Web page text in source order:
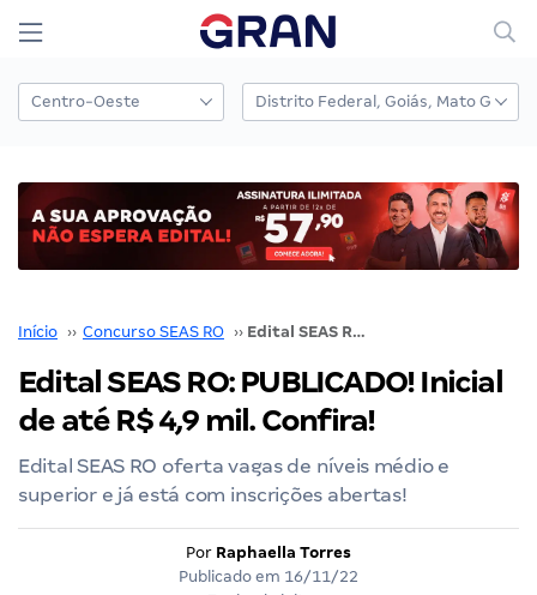
Início ›› Concurso SEAS RO ›› Edital SEAS RO: PUBLICADO! Inicial de até R$ 4,9 mil. Confira!
Edital SEAS RO: PUBLICADO! Inicial
de até R$ 4,9 mil. Confira!
Edital SEAS RO oferta vagas de níveis médio e
superior e já está com inscrições abertas!
Por Raphaella Torres
Publicado em 16/11/22